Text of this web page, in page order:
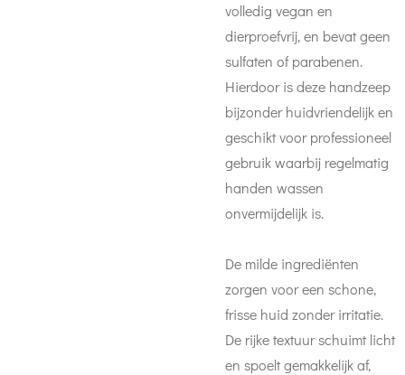
volledig vegan en
dierproefvrij, en bevat geen
sulfaten of parabenen.
Hierdoor is deze handzeep
bijzonder huidvriendelijk en
geschikt voor professioneel
gebruik waarbij regelmatig
handen wassen
onvermijdelijk is.
De milde ingrediënten
zorgen voor een schone,
frisse huid zonder irritatie.
De rijke textuur schuimt licht
en spoelt gemakkelijk af,